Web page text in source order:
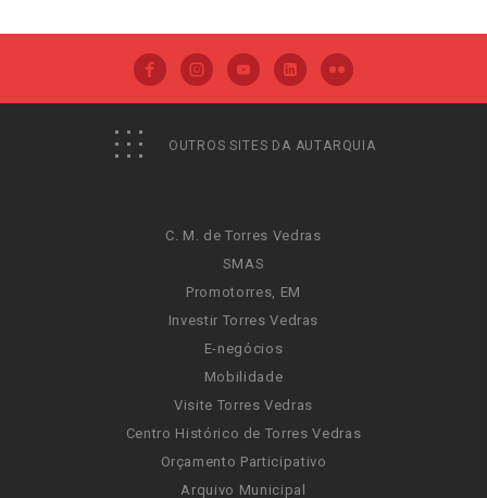
OUTROS SITES DA AUTARQUIA
C. M. de Torres Vedras
SMAS
Promotorres, EM
Investir Torres Vedras
E-negócios
Mobilidade
Visite Torres Vedras
Centro Histórico de Torres Vedras
Orçamento Participativo
Arquivo Municipal